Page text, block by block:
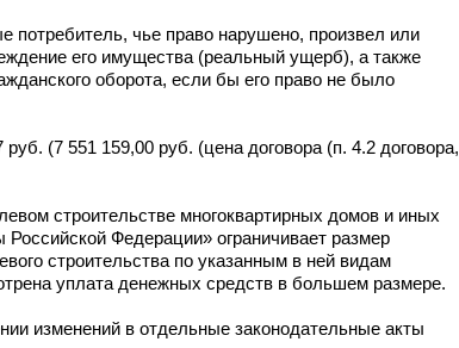
потребитель, чье право нарушено, произвел или
его имущества (реальный ущерб), а также
оборота, если бы его право не было
(7 551 159,00 руб. (цена договора (п. 4.2 договора,
строительстве многоквартирных домов и иных
Федерации» ограничивает размер
строительства по указанным в ней видам
уплата денежных средств в большем размере.
изменений в отдельные законодательные акты